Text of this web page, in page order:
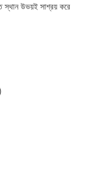
স্থান উভয়ই সাশ্রয় করে